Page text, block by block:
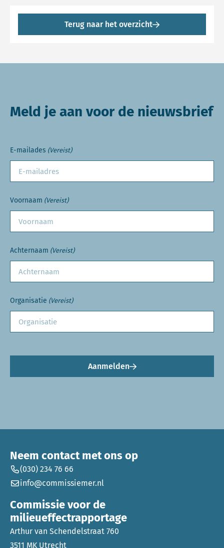
Terug naar het overzicht
Meld je aan voor de nieuwsbrief
E-mailades (Vereist)
Voornaam (Vereist)
Achternaam (Vereist)
Organisatie (Vereist)
Aanmelden
Neem contact met ons op
(030) 234 76 66
info@commissiemer.nl
Commissie voor de
milieueffectrapportage
Arthur van Schendelstraat 760
3511 MK Utrecht